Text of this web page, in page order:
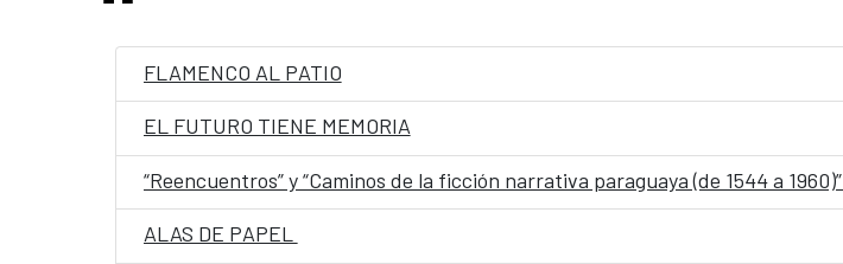
FLAMENCO AL PATIO
EL FUTURO TIENE MEMORIA
“Reencuentros” y “Caminos de la ficción narrativa paraguaya (de 1544 a 1960)”
ALAS DE PAPEL